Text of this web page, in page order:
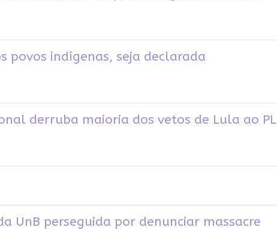
povos indígenas, seja declarada
derruba maioria dos vetos de Lula ao PL
UnB perseguida por denunciar massacre